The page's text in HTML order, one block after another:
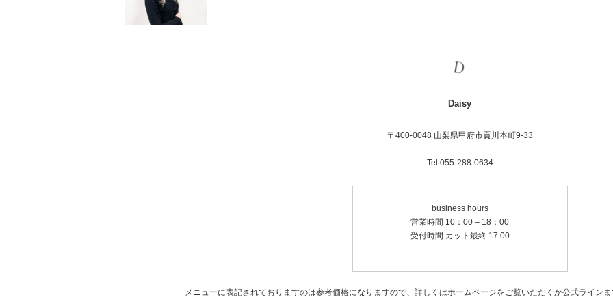
Daisy
〒400-0048 山梨県甲府市貢川本町9-33
Tel.055-288-0634
business hours
営業時間 10：00 – 18：00
受付時間 カット最終 17:00
メニューに表記されておりますのは参考価格になりますので、詳しくはホームページをご覧いただくか公式ラインま